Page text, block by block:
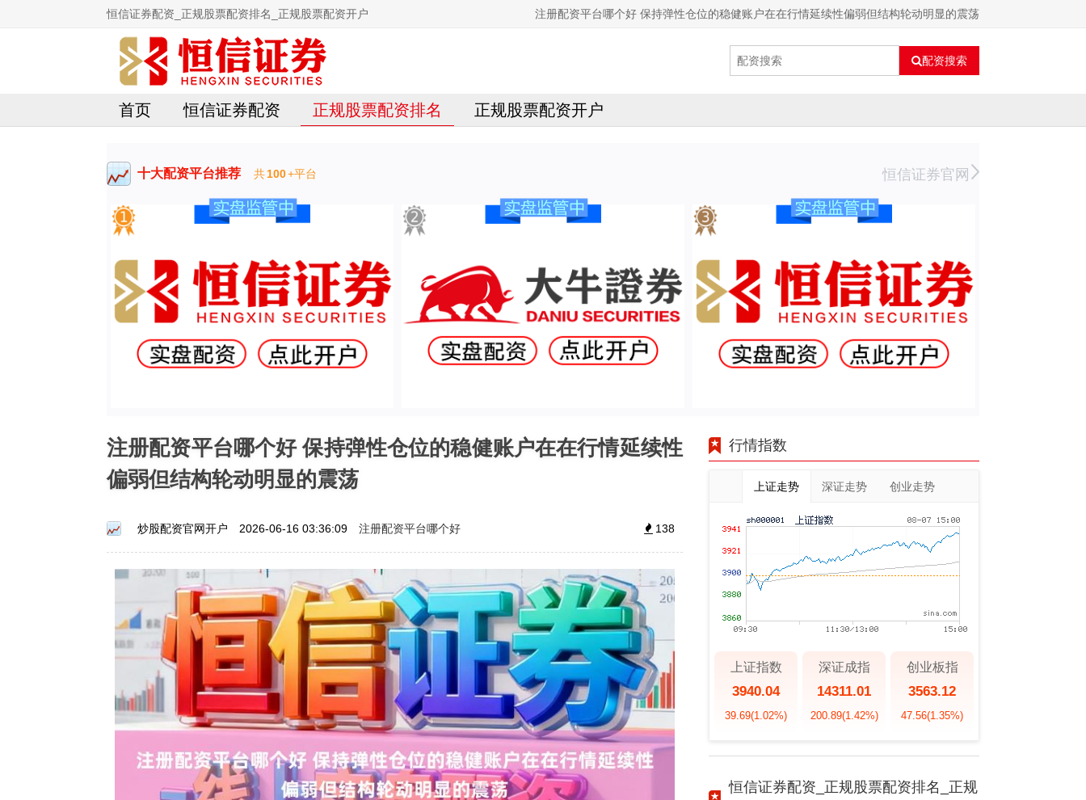
恒信证券配资_正规股票配资排名_正规股票配资开户 注册配资平台哪个好 保持弹性仓位的稳健账户在在行情延续性偏弱但结构轮动明显的震荡
配资搜索
首页 恒信证券配资 正规股票配资排名 正规股票配资开户
十大配资平台推荐 共100+平台 恒信证券官网
注册配资平台哪个好 保持弹性仓位的稳健账户在在行情延续性
偏弱但结构轮动明显的震荡
炒股配资官网开户 2026-06-16 03:36:09 注册配资平台哪个好 138
行情指数
上证走势 深证走势 创业走势
上证指数
3940.04
39.69(1.02%)
深证成指
14311.01
200.89(1.42%)
创业板指
3563.12
47.56(1.35%)
恒信证券配资_正规股票配资排名_正规